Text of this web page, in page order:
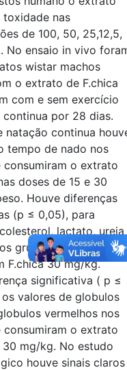
toxidade nas
de 100, 50, 25,12,5,
No ensaio in vivo
wistar machos
o extrato de F.chica
com e sem exercício
por 28 dias.
natação continua
tempo de nado nos
consumiram o extrato
doses de 15 e 30
Houve diferenças
(p ≤ 0,05), para
lactato, ureia
grupos que
F.chica 30 mg/kg.
significativa ( p ≤
valores de globulos
vermelhos nos
consumiram o extrato
30 mg/kg. No estudo
houve sinais claros